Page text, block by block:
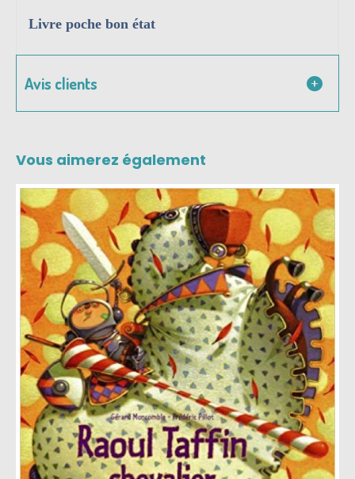
Livre poche bon état
Avis clients
Vous aimerez également